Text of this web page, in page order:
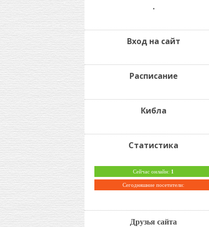
.
Вход на сайт
Расписание
Кибла
Статистика
Сейчас онлайн: 1
Сегодняшние посетители:
Друзья сайта